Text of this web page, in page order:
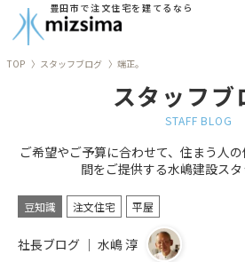
豊田市で注文住宅を建てるなら
リフォーム
古民家再生
建築実績
TOP スタッフブログ 端正。
スタッフブ
STAFF BLOG
ご希望やご予算に合わせて、住まう人
間をご提供する水嶋建設ス
豆知識 注文住宅 平屋
社長ブログ ｜ 水嶋 淳